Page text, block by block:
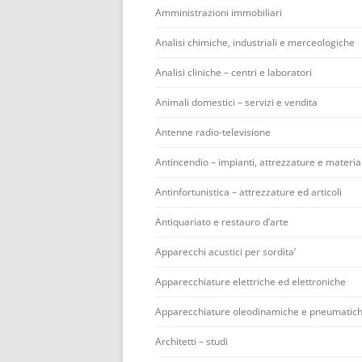
Amministrazioni immobiliari
Analisi chimiche, industriali e merceologiche
Analisi cliniche – centri e laboratori
Animali domestici – servizi e vendita
Antenne radio-televisione
Antincendio – impianti, attrezzature e
Antinfortunistica – attrezzature ed articoli
Antiquariato e restauro d’arte
Apparecchi acustici per sordita’
Apparecchiature elettriche ed elettroniche
Apparecchiature oleodinamiche e
Architetti – studi